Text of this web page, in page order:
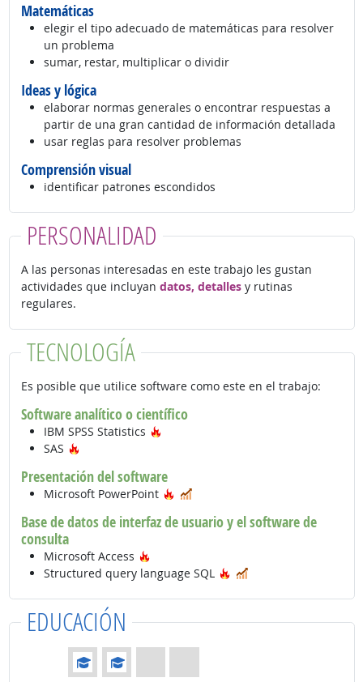
Matemáticas
elegir el tipo adecuado de matemáticas para resolver
un problema
sumar, restar, multiplicar o dividir
Ideas y lógica
elaborar normas generales o encontrar respuestas a
partir de una gran cantidad de información detallada
usar reglas para resolver problemas
Comprensión visual
identificar patrones escondidos
PERSONALIDAD
A las personas interesadas en este trabajo les gustan
actividades que incluyan datos, detallesy rutinas
regulares.
TECNOLOGÍA
Es posible que utilice software como este en el trabajo:
Software analítico o científico
IBM SPSS Statistics
SAS
Presentación del software
Microsoft PowerPoint Tecnología de moda
Base de datos de interfaz de usuario y el software de
consulta
Microsoft Access
Structured query language SQL
Tecnología de moda
EDUCACIÓN
Educación: (Calificación 2 de 4)